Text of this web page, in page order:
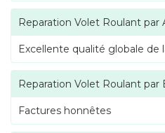
Reparation Volet Roulant par
Excellente qualité globale de
Reparation Volet Roulant par
Factures honnêtes